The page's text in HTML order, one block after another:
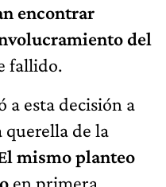
encontrar
del
fallido.
a esta decisión a
de la
mismo planteo
en primera